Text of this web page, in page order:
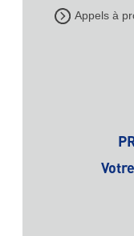
Appels à